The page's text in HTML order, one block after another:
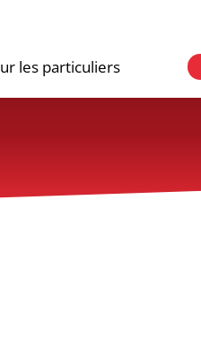
les particuliers